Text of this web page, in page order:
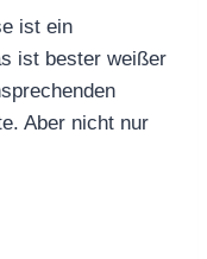
ist ein
ist bester weißer
Aber nicht nur